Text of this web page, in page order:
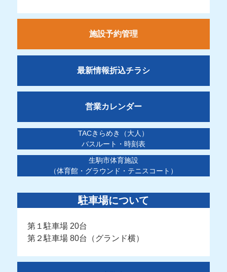
施設予約管理
最新情報折込チラシ
営業カレンダー
TACきらめき（大人）
バスルート・時刻表
生駒市体育施設
（体育館・グラウンド・テニスコート）
駐車場について
第１駐車場 20台
第２駐車場 80台（グランド横）